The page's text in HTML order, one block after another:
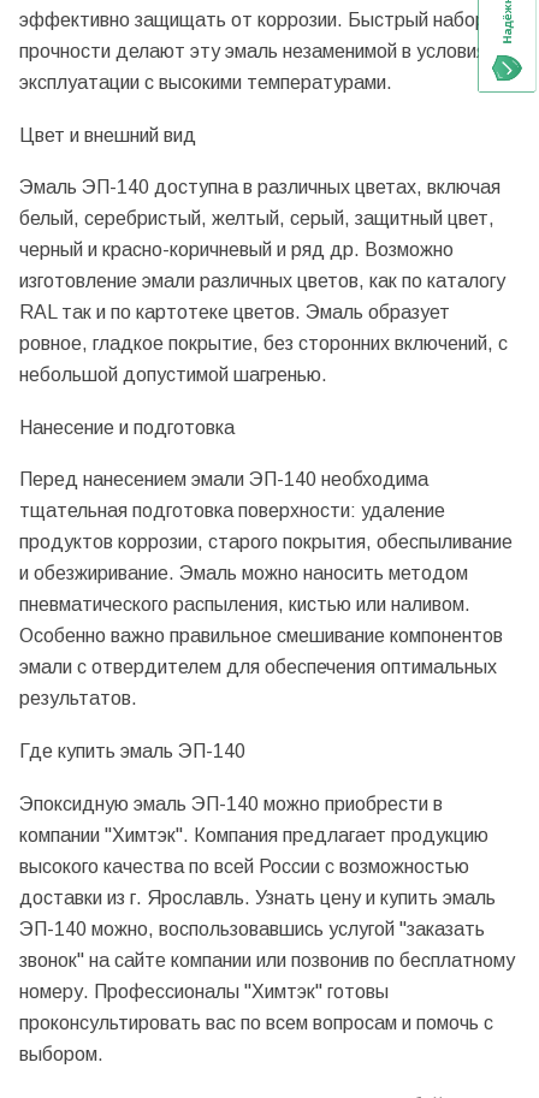
эффективно защищать от коррозии. Быстрый набор
прочности делают эту эмаль незаменимой в условиях
эксплуатации с высокими температурами.
Цвет и внешний вид
Эмаль ЭП-140 доступна в различных цветах, включая
белый, серебристый, желтый, серый, защитный цвет,
черный и красно-коричневый и ряд др. Возможно
изготовление эмали различных цветов, как по каталогу
RAL так и по картотеке цветов. Эмаль образует
ровное, гладкое покрытие, без сторонних включений, с
небольшой допустимой шагренью.
Нанесение и подготовка
Перед нанесением эмали ЭП-140 необходима
тщательная подготовка поверхности: удаление
продуктов коррозии, старого покрытия, обеспыливание
и обезжиривание. Эмаль можно наносить методом
пневматического распыления, кистью или наливом.
Особенно важно правильное смешивание компонентов
эмали с отвердителем для обеспечения оптимальных
результатов.
Где купить эмаль ЭП-140
Эпоксидную эмаль ЭП-140 можно приобрести в
компании "Химтэк". Компания предлагает продукцию
высокого качества по всей России с возможностью
доставки из г. Ярославль. Узнать цену и купить эмаль
ЭП-140 можно, воспользовавшись услугой "заказать
звонок" на сайте компании или позвонив по бесплатному
номеру. Профессионалы "Химтэк" готовы
проконсультировать вас по всем вопросам и помочь с
выбором.